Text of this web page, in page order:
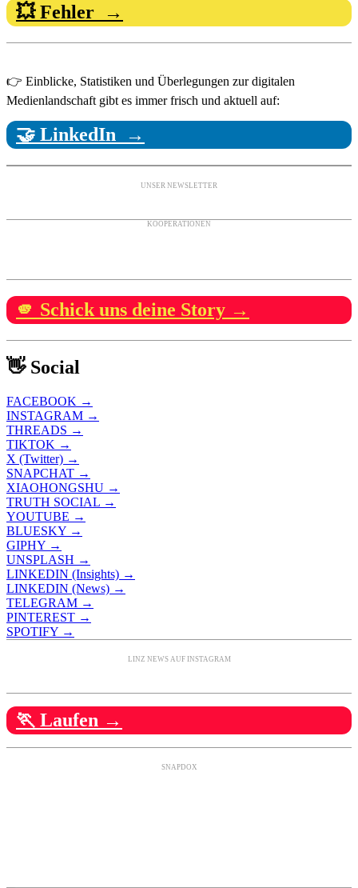
💥 Fehler →
👉 Einblicke, Statistiken und Überlegungen zur digitalen
Medienlandschaft gibt es immer frisch und aktuell auf:
🤝 LinkedIn →
UNSER NEWSLETTER
KOOPERATIONEN
🫵 Schick uns deine Story →
👋 Social
FACEBOOK →
INSTAGRAM →
THREADS →
TIKTOK →
X (Twitter) →
SNAPCHAT →
XIAOHONGSHU →
TRUTH SOCIAL →
YOUTUBE →
BLUESKY →
GIPHY →
UNSPLASH →
LINKEDIN (Insights) →
LINKEDIN (News) →
TELEGRAM →
PINTEREST →
SPOTIFY →
LINZ NEWS AUF INSTAGRAM
🏃 Laufen →
SNAPDOX